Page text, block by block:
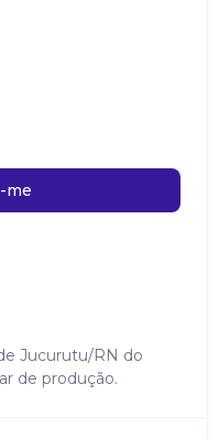
me
Jucurutu/RN do
de produção.